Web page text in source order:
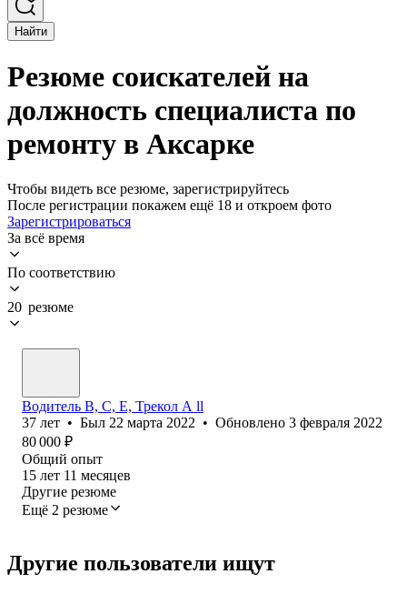
Найти
Резюме соискателей на
должность специалиста по
ремонту в Аксарке
Чтобы видеть все резюме, зарегистрируйтесь
После регистрации покажем ещё 18 и откроем фото
Зарегистрироваться
За всё время
По соответствию
20 резюме
Водитель B, C, E, Трекол А ll
37 лет • Был 22 марта 2022 • Обновлено 3 февраля 2022
80 000 ₽
Общий опыт
15 лет 11 месяцев
Другие резюме
Ещё 2 резюме
Другие пользователи ищут